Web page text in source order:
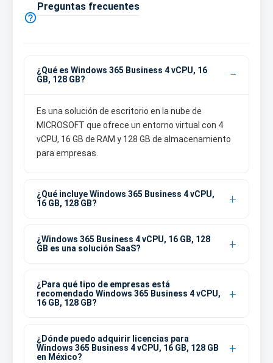

Preguntas frecuentes
¿Qué es Windows 365 Business 4 vCPU, 16
GB, 128 GB?
Es una solución de escritorio en la nube de
MICROSOFT que ofrece un entorno virtual con 4
vCPU, 16 GB de RAM y 128 GB de almacenamiento
para empresas.
¿Qué incluye Windows 365 Business 4 vCPU,
16 GB, 128 GB?
¿Windows 365 Business 4 vCPU, 16 GB, 128
GB es una solución SaaS?
¿Para qué tipo de empresas está
recomendado Windows 365 Business 4 vCPU,
16 GB, 128 GB?
¿Dónde puedo adquirir licencias para
Windows 365 Business 4 vCPU, 16 GB, 128 GB
en México?